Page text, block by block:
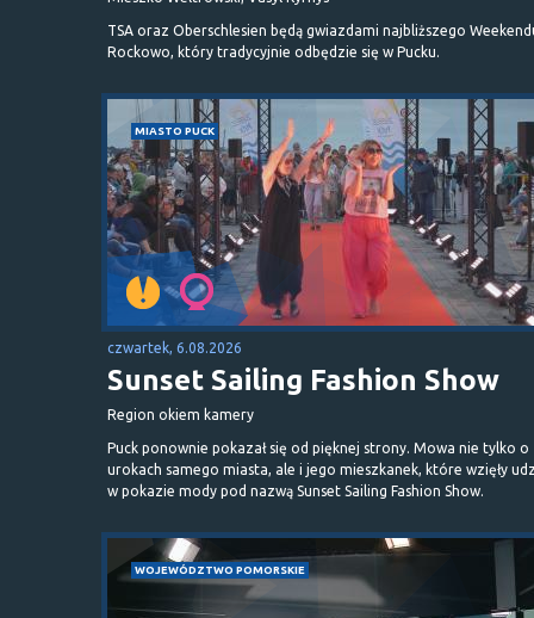
TSA oraz Oberschlesien będą gwiazdami najbliższego
Rockowo, który tradycyjnie odbędzie się w Pucku.
MIASTO PUCK
czwartek, 6.08.2026
Sunset Sailing Fashion Show
Region okiem kamery
Puck ponownie pokazał się od pięknej strony. Mowa nie tylko o
urokach samego miasta, ale i jego mieszkanek, które wzięły
w pokazie mody pod nazwą Sunset Sailing Fashion Show.
WOJEWÓDZTWO POMORSKIE